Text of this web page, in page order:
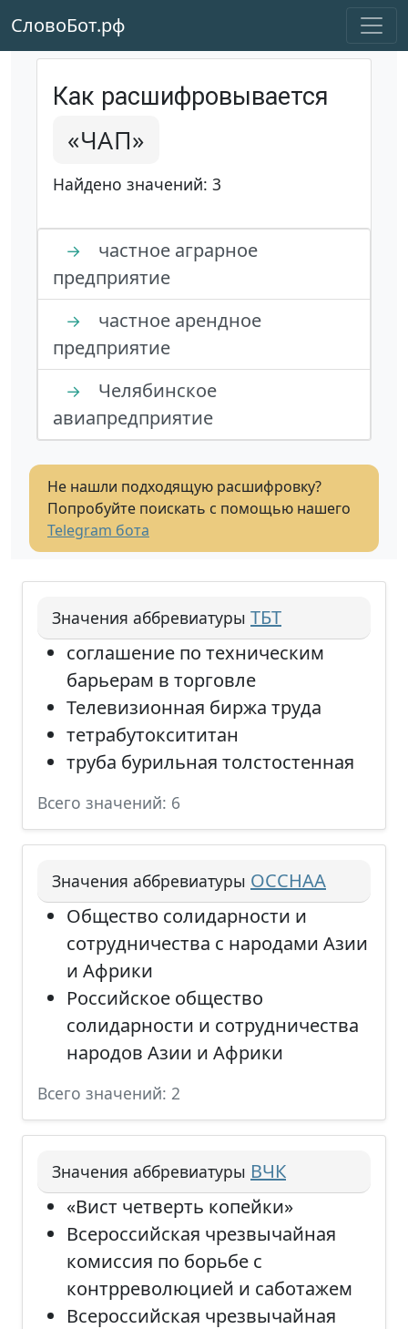
СловоБот.рф
Как расшифровывается
«ЧАП»
Найдено значений: 3
→
частное аграрное
предприятие
→
частное арендное
предприятие
→
Челябинское
авиапредприятие
Не нашли подходящую расшифровку?
Попробуйте поискать с помощью нашего
Telegram бота
Значения аббревиатуры ТБТ
соглашение по техническим
барьерам в торговле
Телевизионная биржа труда
тетрабутоксититан
труба бурильная толстостенная
Всего значений: 6
Значения аббревиатуры ОССНАА
Общество солидарности и
сотрудничества с народами Азии
и Африки
Российское общество
солидарности и сотрудничества
народов Азии и Африки
Всего значений: 2
Значения аббревиатуры ВЧК
«Вист четверть копейки»
Всероссийская чрезвычайная
комиссия по борьбе с
контрреволюцией и саботажем
Всероссийская чрезвычайная